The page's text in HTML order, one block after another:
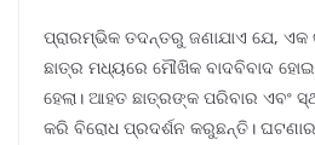
ପ୍ରାରମ୍ଭିକ ତଦନ୍ତରୁ ଜଣାଯାଏ ଯେ,
ଛାତ୍ର ମଧ୍ୟରେ ମୌଖିକ ବାଦବିବାଦ
ହେଲା। ଆହତ ଛାତ୍ରଙ୍କ ପରିବାର ଏବଂ
କରି ବିରୋଧ ପ୍ରଦର୍ଶନ କରୁଛନ୍ତି।